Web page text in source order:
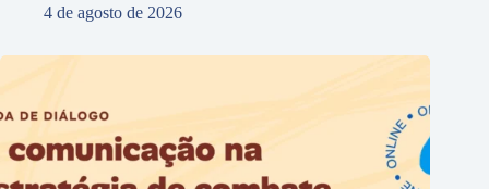
4 de agosto de 2026